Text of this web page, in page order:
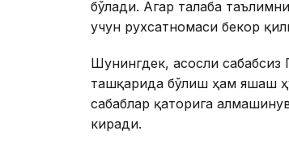
бўлади. Агар талаба
учун рухсатномаси бекор
Шунингдек, асосли сабабсиз
ташқарида бўлиш ҳам яшаш
сабаблар қаторига
киради.